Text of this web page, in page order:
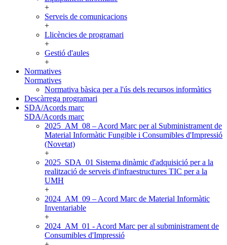
+
Serveis de comunicacions
+
Llicències de programari
+
Gestió d'aules
+
Normatives
Normatives
Normativa bàsica per a l'ús dels recursos informàtics
Descàrrega programari
SDA/Acords marc
SDA/Acords marc
2025_AM_08 – Acord Marc per al Subministrament de
Material Informàtic Fungible i Consumibles d'Impressió
(Novetat)
+
2025_SDA_01 Sistema dinàmic d'adquisició per a la
realització de serveis d'infraestructures TIC per a la
UMH
+
2024_AM_09 – Acord Marc de Material Informàtic
Inventariable
+
2024_AM_01 - Acord Marc per al subministrament de
Consumibles d'Impressió